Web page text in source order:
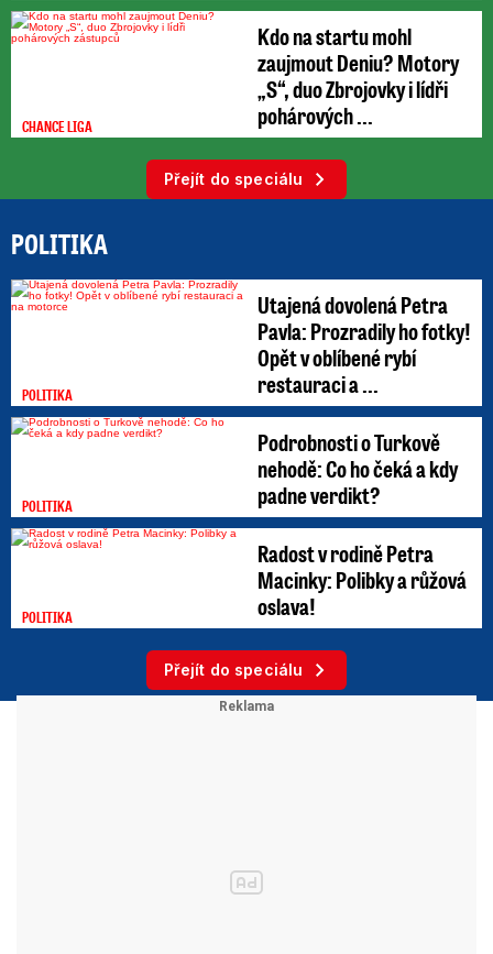
CHANCE LIGA
Kdo na startu mohl
zaujmout Deniu? Motory
„S“, duo Zbrojovky i lídři
pohárových ...
Přejít do speciálu
POLITIKA
POLITIKA
Utajená dovolená Petra
Pavla: Prozradily ho fotky!
Opět v oblíbené rybí
restauraci a ...
POLITIKA
Podrobnosti o Turkově
nehodě: Co ho čeká a kdy
padne verdikt?
POLITIKA
Radost v rodině Petra
Macinky: Polibky a růžová
oslava!
Přejít do speciálu